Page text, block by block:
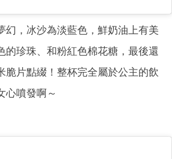
幻，冰沙為淡藍色，鮮奶油上有美
的珍珠、和粉紅色棉花糖，最後還
脆片點綴！整杯完全屬於公主的飲
心噴發啊～